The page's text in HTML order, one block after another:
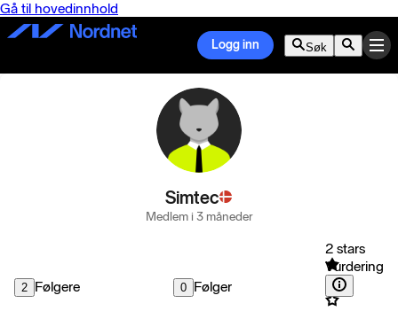
Gå til hovedinnhold
Logg inn Søk
Simtec
Medlem i 3 måneder
2 Følgere 0 Følger
2 stars
Vurdering